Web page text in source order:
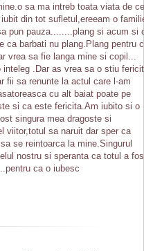
sa ma intreb toata viata de ce
din tot sufletul,ereeam o
pun pauza........plang si acum si
ca barbati nu plang.Plang pentru
vrea sa fie langa mine si copil...
.Dar as vrea sa o stiu
fii sa renunte la actul care l-am
cu alt baiat poate pe
si ca este fericita.Am iubito si o
singura mea dragoste si
viitor,totul sa naruit dar sper ca
se reintoarca la mine.Singurul
nostru si speranta ca totul a
ca o iubesc